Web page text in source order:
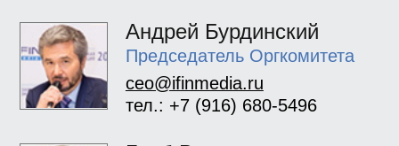
Андрей Бурдинский
Председатель Оргкомитета
ceo@ifinmedia.ru
тел.: +7 (916) 680-5496